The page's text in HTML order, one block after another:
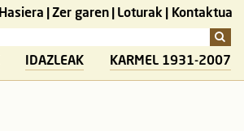
Hasiera Zer garen Loturak Kontaktua
IDAZLEAK KARMEL 1931-2007